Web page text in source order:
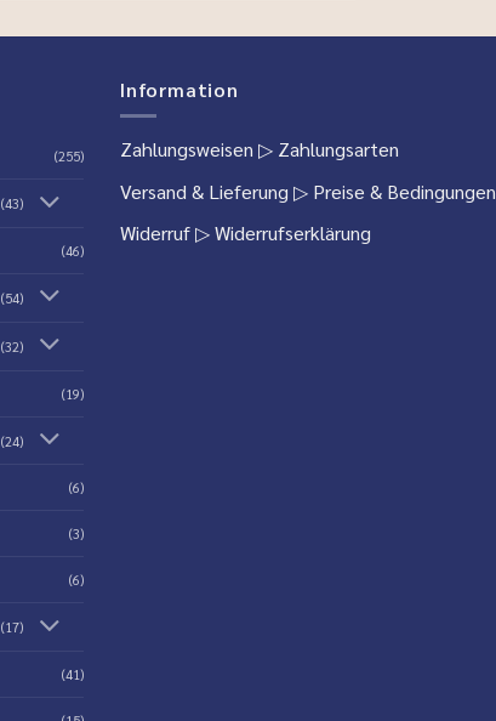
(255)
(43)
(46)
(54)
(32)
(19)
(24)
(6)
(3)
(6)
(17)
(41)
Information
Zahlungsweisen ▷ Zahlungsarten
Versand & Lieferung ▷ Preise & Bedingungen
Widerruf▷ Widerrufserklärung